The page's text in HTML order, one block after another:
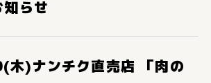
らせ
)ナンチク直売店 「肉の